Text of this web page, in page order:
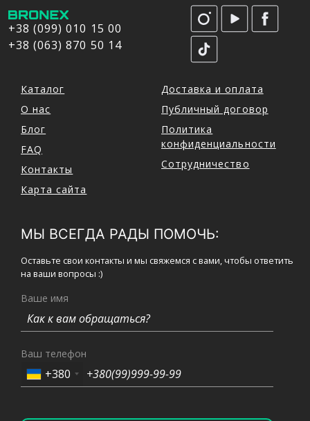
+38 (099) 010 15 00
+38 (063) 870 50 14
Каталог
О нас
Блог
FAQ
Контакты
Карта сайта
Доставка и оплата
Публичный договор
Политика
конфиденциальности
Сотрудничество
МЫ ВСЕГДА РАДЫ ПОМОЧЬ:
Оставьте свои контакты и мы свяжемся с вами, чтобы ответить
на ваши вопросы :)
Ваше имя
Ваш телефон
+380